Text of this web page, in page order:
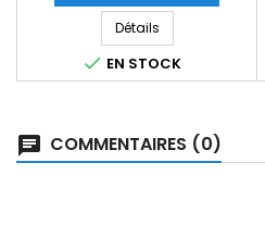
Détails
 EN STOCK
COMMENTAIRES (0)